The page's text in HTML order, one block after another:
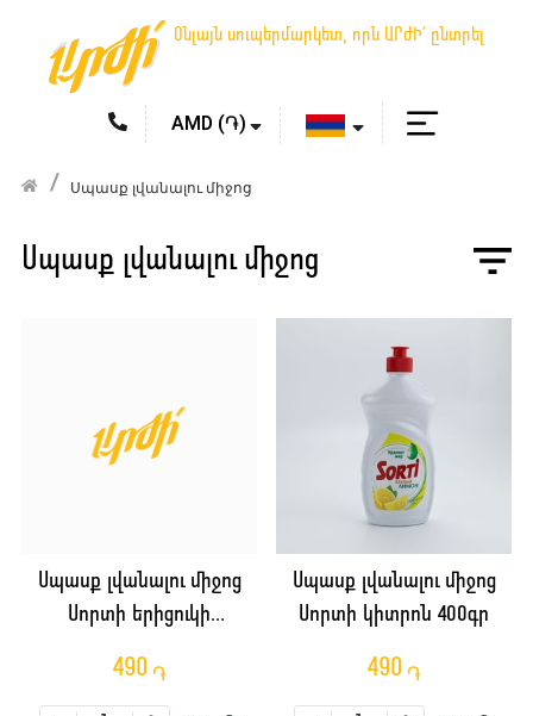
Օնլայն սուպերմարկետ, որն ԱՐԺԻ՛ ընտրել
Սպասք լվանալու միջոց
Սպասք լվանալու միջոց
Սպասք լվանալու միջոց
Սորտի երիցուկի
490 ֏
Սպասք լվանալու միջոց
Սորտի կիտրոն 400գր
490 ֏